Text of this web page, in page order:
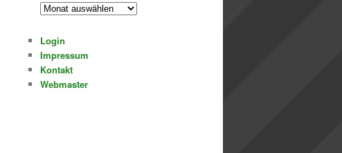
Archiv
Login
Impressum
Kontakt
Webmaster